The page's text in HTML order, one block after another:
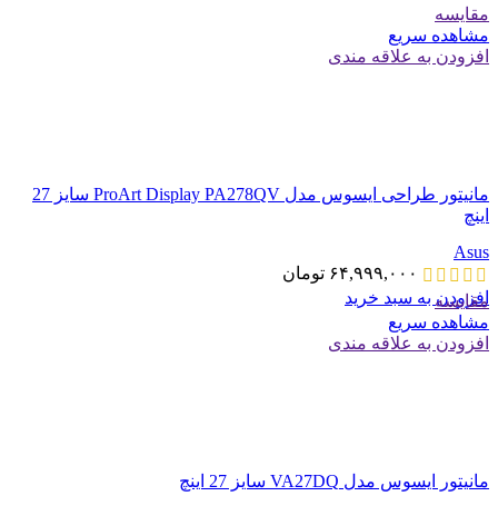
مقایسه
مشاهده سریع
افزودن به علاقه مندی
مانیتور طراحی ایسوس مدل ProArt Display PA278QV سایز 27
اینچ
Asus
۶۴,۹۹۹,۰۰۰ تومان
افزودن به سبد خرید
مقایسه
مشاهده سریع
افزودن به علاقه مندی
مانیتور ایسوس مدل VA27DQ سایز 27 اینچ